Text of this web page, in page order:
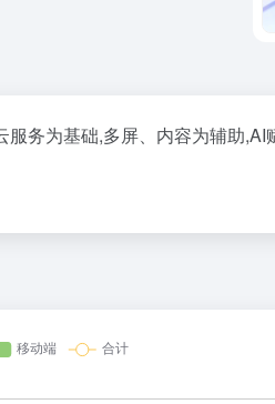
服务为基础,多屏、内容为辅助